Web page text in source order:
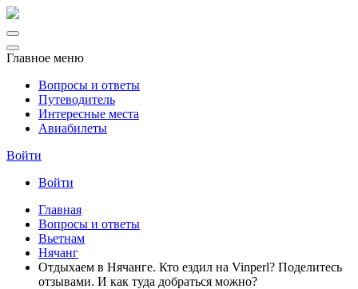
Главное меню
Вопросы и ответы
Путеводитель
Интересные места
Авиабилеты
Войти
Войти
Главная
Вопросы и ответы
Вьетнам
Нячанг
Отдыхаем в Нячанге. Кто ездил на Vinperl? Поделитесь
отзывами. И как туда добраться можно?